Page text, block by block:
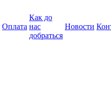
Оплата
Как до
нас
добраться
Новости